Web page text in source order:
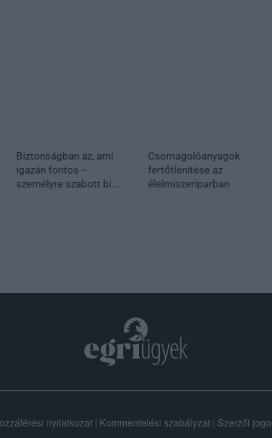
Biztonságban az, ami
igazán fontos –
személyre szabott bi...
Csomagolóanyagok
fertőtlenítése az
élelmiszeriparban
nyilatkozat| Kommentelési szabályzat| Szerzői